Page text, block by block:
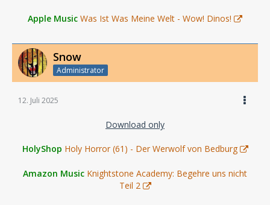
Apple Music Was Ist Was Meine Welt - Wow! Dinos!
Snow
Administrator
12. Juli 2025
Download only
HolyShop Holy Horror (61) - Der Werwolf von Bedburg
Amazon Music Knightstone Academy: Begehre uns nicht
Teil 2